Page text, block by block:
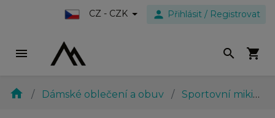
CZ - CZK person Přihlásit / Registrovat
menu search shopping_cart
home Dámské oblečení a obuv Sportovní mikiny